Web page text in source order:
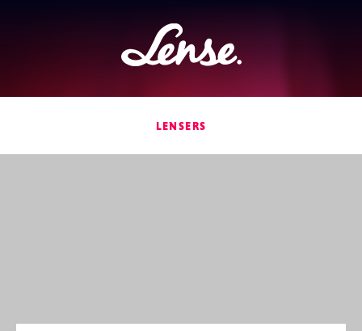
Lense
LENSERS